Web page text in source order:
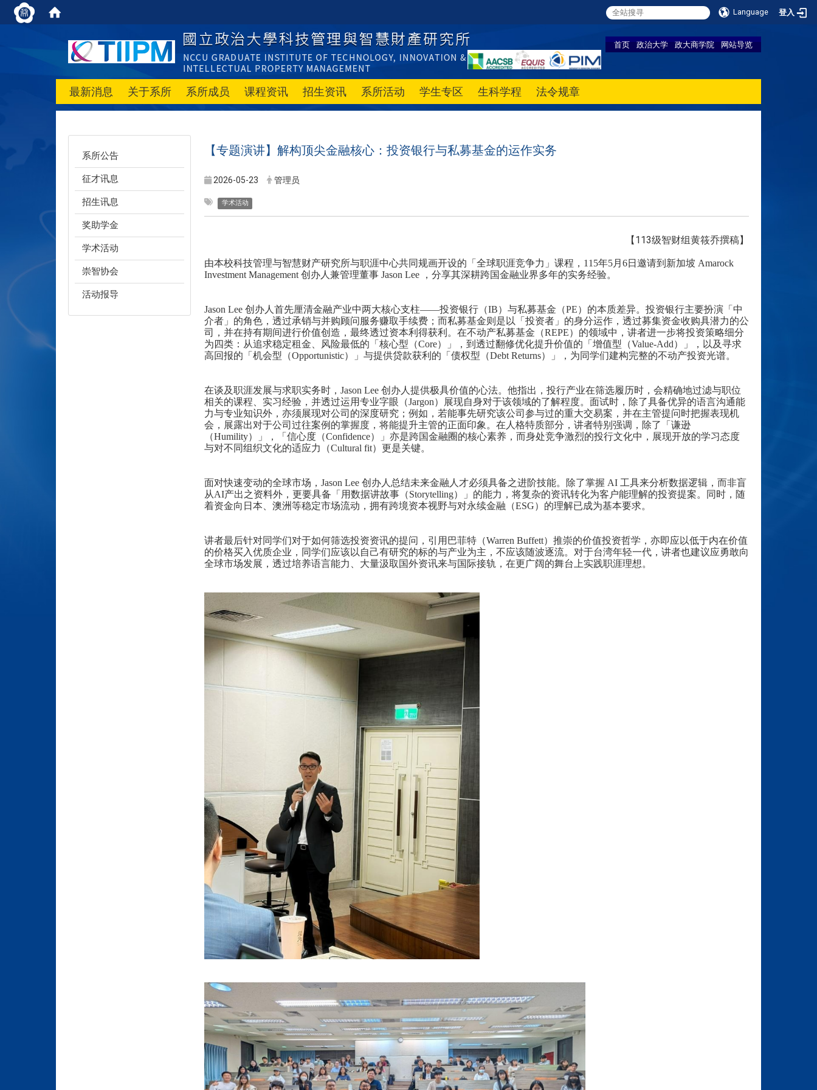
Language 登入
首页 政治大学 政大商学院 网站导览
最新消息 关于系所 系所成员 课程资讯 招生资讯 系所活动 学生专区 生科学程 法令规章
系所公告
征才讯息
招生讯息
奖助学金
学术活动
崇智协会
活动报导
【专题演讲】解构顶尖金融核心：投资银行与私募基金的运作实务
2026-05-23 管理员
学术活动
【113级智财组黄筱乔撰稿】
由本校科技管理与智慧财产研究所与职涯中心共同规画开设的「全球职涯竞争力」课程，115年5月6日邀请到新加坡 Amarock
Investment Management 创办人兼管理董事 Jason Lee ，分享其深耕跨国金融业界多年的实务经验。
Jason Lee 创办人首先厘清金融产业中两大核心支柱——投资银行（IB）与私募基金（PE）的本质差异。投资银行主要扮演「中
介者」的角色，透过承销与并购顾问服务赚取手续费；而私募基金则是以「投资者」的身分运作，透过募集资金收购具潜力的公
司，并在持有期间进行价值创造，最终透过资本利得获利。在不动产私募基金（REPE）的领域中，讲者进一步将投资策略细分
为四类：从追求稳定租金、风险最低的「核心型（Core）」，到透过翻修优化提升价值的「增值型（Value-Add）」，以及寻求
高回报的「机会型（Opportunistic）」与提供贷款获利的「债权型（Debt Returns）」，为同学们建构完整的不动产投资光谱。
在谈及职涯发展与求职实务时，Jason Lee 创办人提供极具价值的心法。他指出，投行产业在筛选履历时，会精确地过滤与职位
相关的课程、实习经验，并透过运用专业字眼（Jargon）展现自身对于该领域的了解程度。面试时，除了具备优异的语言沟通能
力与专业知识外，亦须展现对公司的深度研究；例如，若能事先研究该公司参与过的重大交易案，并在主管提问时把握表现机
会，展露出对于公司过往案例的掌握度，将能提升主管的正面印象。在人格特质部分，讲者特别强调，除了「谦逊
（Humility）」，「信心度（Confidence）」亦是跨国金融圈的核心素养，而身处竞争激烈的投行文化中，展现开放的学习态度
与对不同组织文化的适应力（Cultural fit）更是关键。
面对快速变动的全球市场，Jason Lee 创办人总结未来金融人才必须具备之进阶技能。除了掌握 AI 工具来分析数据逻辑，而非盲
从AI产出之资料外，更要具备「用数据讲故事（Storytelling）」的能力，将复杂的资讯转化为客户能理解的投资提案。同时，随
着资金向日本、澳洲等稳定市场流动，拥有跨境资本视野与对永续金融（ESG）的理解已成为基本要求。
讲者最后针对同学们对于如何筛选投资资讯的提问，引用巴菲特（Warren Buffett）推崇的价值投资哲学，亦即应以低于内在价值
的价格买入优质企业，同学们应该以自己有研究的标的与产业为主，不应该随波逐流。对于台湾年轻一代，讲者也建议应勇敢向
全球市场发展，透过培养语言能力、大量汲取国外资讯来与国际接轨，在更广阔的舞台上实践职涯理想。